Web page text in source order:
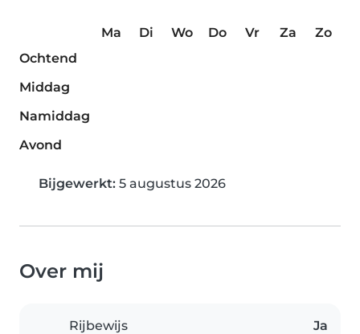
Ma Di Wo Do Vr Za
Zo
Ochtend
Middag
Namiddag
Avond
Bijgewerkt: 5 augustus 2026
Over mij
Rijbewijs Ja